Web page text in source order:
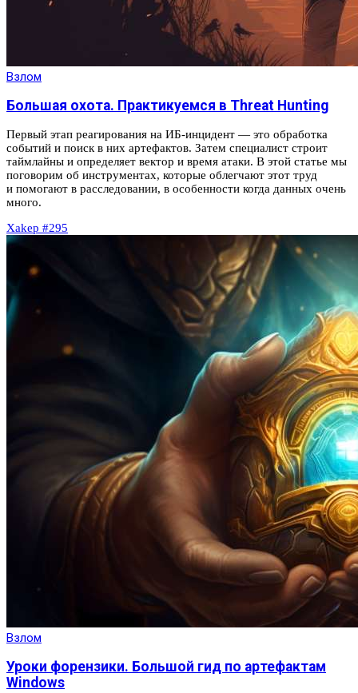
Взлом
Большая охота. Практикуемся в Threat Hunting
Первый этап реагирования на ИБ‑инцидент — это обработка
событий и поиск в них артефактов. Затем специалист строит
таймлайны и определяет вектор и время атаки. В этой статье мы
поговорим об инструментах, которые облегчают этот труд
и помогают в расследовании, в особенности когда данных очень
много.
Xakep #295
Взлом
Уроки форензики. Большой гид по артефактам
Windows